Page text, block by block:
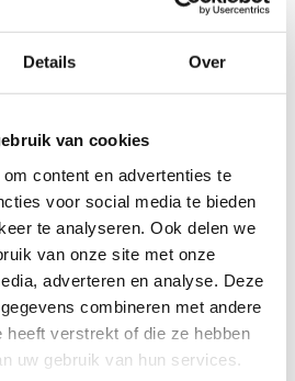
Details Over
van cookies
content en advertenties te
voor social media te bieden
te analyseren. Ook delen we
van onze site met onze
adverteren en analyse. Deze
combineren met andere
heeft verstrekt of die ze hebben
uw gebruik van hun services.
kunnen we mooie deals
zijn!
GO Deals
aanpak van Le Beau Reizen